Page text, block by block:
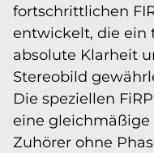
fortschrittlichen
entwickelt, die ein
absolute Klarheit
Stereobild
Die speziellen
eine
Zuhörer ohne